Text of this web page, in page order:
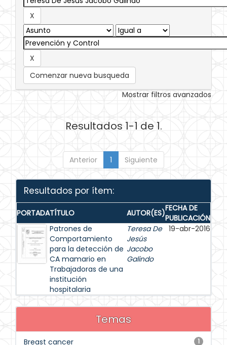
Comenzar nueva busqueda
Mostrar filtros avanzados
Resultados 1-1 de 1.
Anterior 1 Siguiente
Resultados por ítem:
PORTADATÍTULO AUTOR(ES)FECHA DE
PUBLICACIÓN
Patrones de
Comportamiento
para la detección de
CA mamario en
Trabajadoras de una
institución
hospitalaria
Teresa De
Jesús
Jacobo
Galindo
19-abr-2016
Temas
1
Breast cancer